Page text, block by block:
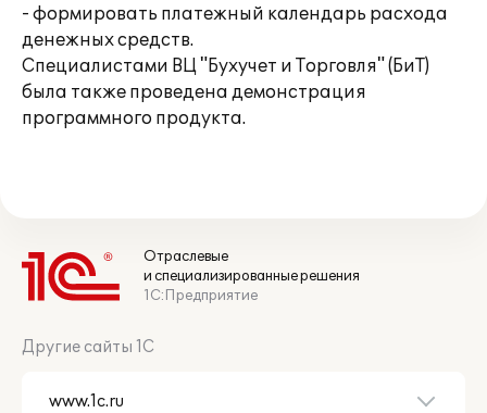
- формировать платежный календарь расхода
денежных средств.
Специалистами ВЦ "Бухучет и Торговля" (БиТ)
была также проведена демонстрация
программного продукта.
Отраслевые
и специализированные решения
1С:Предприятие
Другие сайты 1С